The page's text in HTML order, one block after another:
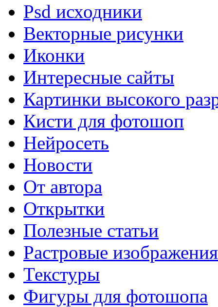
Psd исходники
Векторные рисунки
Иконки
Интересные сайты
Картинки высокого
Кисти для фотошоп
Нейросеть
Новости
От автора
Открытки
Полезные статьи
Растровые изображения
Текстуры
Фигуры для фотошопа